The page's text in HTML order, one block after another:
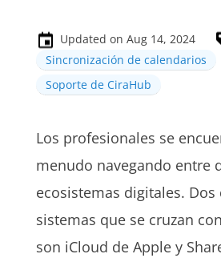
Updated on Aug 14, 2024
Sincronización de calendarios
Soporte de CiraHub
Los profesionales se
menudo navegando entre
ecosistemas digitales. Dos
sistemas que se cruzan
son iCloud de Apple y